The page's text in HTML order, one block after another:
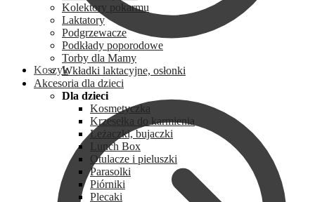
Koszyk
Kolektory pokarmu
Laktatory
Podgrzewacze
Podkłady poporodowe
Torby dla Mamy
Wkładki laktacyjne, osłonki
Akcesoria dla dzieci
Dla dzieci
Kosmetyczka
Krzesełka do karmienia
Leżaczki, bujaczki
Lunch Box
Otulacze i pieluszki
Parasolki
Piórniki
Plecaki